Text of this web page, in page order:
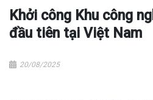
Khởi công Khu công
đầu tiên tại Việt Nam
20/08/2025